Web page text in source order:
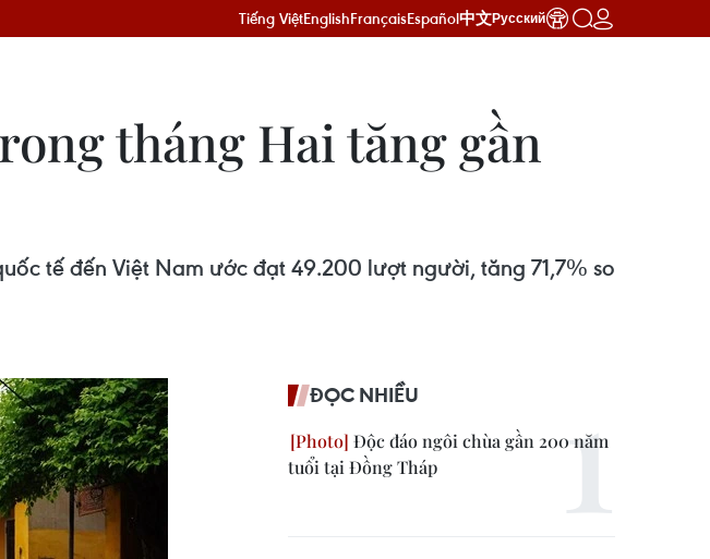
Tiếng ViệtEnglishFrançaisEspañol中文Русский
tháng Hai tăng gần
tế đến Việt Nam ước đạt 49.200 lượt người, tăng 71,7% so
ĐỌC NHIỀU
Độc đáo ngôi chùa gần 200 năm
tuổi tại Đồng Tháp